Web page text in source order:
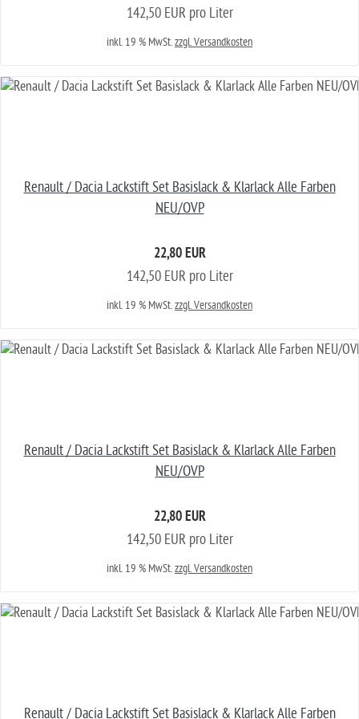
142,50 EUR pro Liter
inkl. 19 % MwSt.zzgl. Versandkosten
Renault / Dacia Lackstift Set Basislack & Klarlack Alle Farben
NEU/OVP
22,80 EUR
142,50 EUR pro Liter
inkl. 19 % MwSt.zzgl. Versandkosten
Renault / Dacia Lackstift Set Basislack & Klarlack Alle Farben
NEU/OVP
22,80 EUR
142,50 EUR pro Liter
inkl. 19 % MwSt.zzgl. Versandkosten
Renault / Dacia Lackstift Set Basislack & Klarlack Alle Farben